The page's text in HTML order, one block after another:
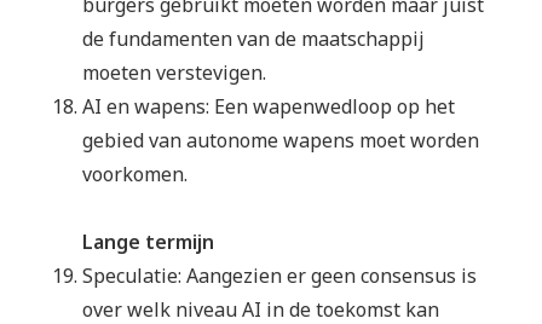
de fundamenten van de maatschappij
moeten verstevigen.
AI en wapens: Een wapenwedloop op het
gebied van autonome wapens moet worden
voorkomen.
Lange termijn
Speculatie: Aangezien er geen consensus is
over welk niveau AI in de toekomst kan